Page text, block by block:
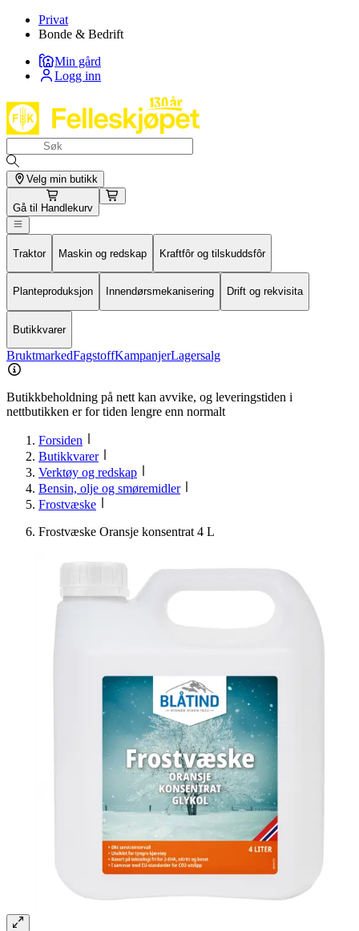
Privat
Bonde & Bedrift
Min gård
Logg inn
Velg min butikk
Gå til Handlekurv
Traktor Maskin og redskap Kraftfôr og tilskuddsfôr
Planteproduksjon Innendørsmekanisering Drift og rekvisita
Butikkvarer
BruktmarkedFagstoffKampanjerLagersalg
Butikkbeholdning på nett kan avvike, og leveringstiden i
nettbutikken er for tiden lengre enn normalt
Forsiden
Butikkvarer
Verktøy og redskap
Bensin, olje og smøremidler
Frostvæske
Frostvæske Oransje konsentrat 4 L